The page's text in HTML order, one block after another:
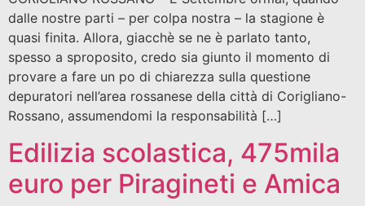
dalle nostre parti – per colpa nostra – la stagione è
quasi finita. Allora, giacchè se ne è parlato tanto,
spesso a sproposito, credo sia giunto il momento di
provare a fare un po di chiarezza sulla questione
depuratori nell’area rossanese della città di Corigliano-
Rossano, assumendomi la responsabilità […]
Edilizia scolastica, 475mila
euro per Piragineti e Amica